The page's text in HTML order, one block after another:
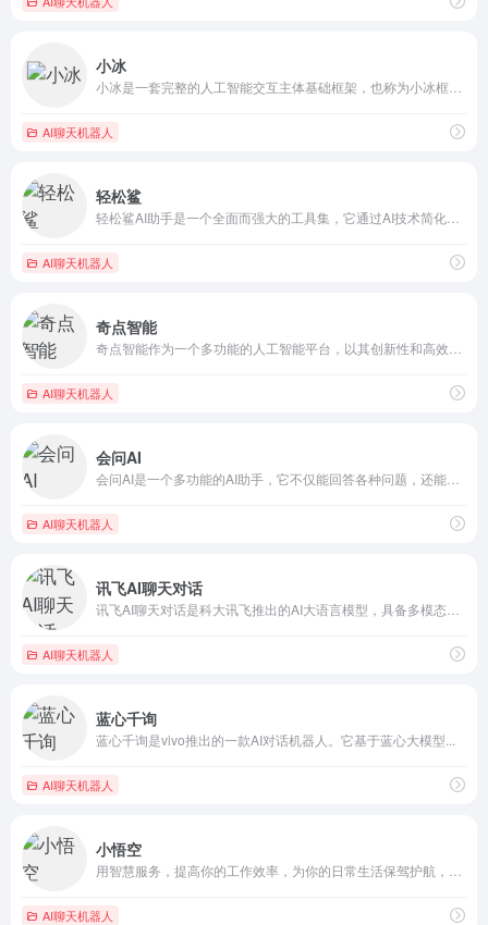
小冰
AI聊天机器人
轻松鲨
AI聊天机器人
奇点智能
AI聊天机器人
会问AI
AI聊天机器人
讯飞AI聊天对话
AI聊天机器人
蓝心千询
蓝心千询是vivo推出的一款AI对话机器人。它基于蓝心大模型...
AI聊天机器人
小悟空
AI聊天机器人